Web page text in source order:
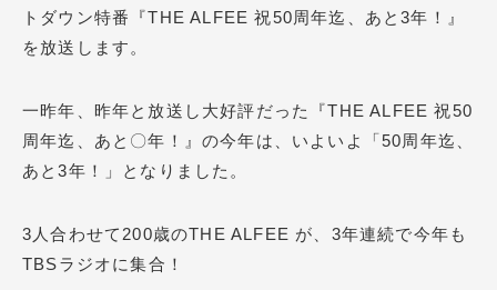
トダウン特番『THE ALFEE 祝50周年迄、あと3年！』
を放送します。
一昨年、昨年と放送し大好評だった『THE ALFEE 祝50
周年迄、あと〇年！』の今年は、いよいよ「50周年迄、
あと3年！」となりました。
3人合わせて200歳のTHE ALFEE が、3年連続で今年も
TBSラジオに集合！